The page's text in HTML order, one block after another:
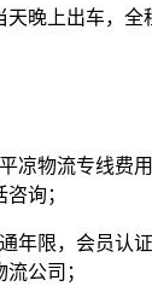
天晚上出车，全
凉物流专线费
询；
年限，会员认
公司；